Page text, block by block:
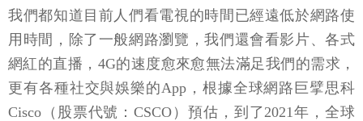
我們都知道目前人們看電視的時間已經遠低於網路使
用時間，除了一般網路瀏覽，我們還會看影片、各式
網紅的直播，4G的速度愈來愈無法滿足我們的需求，
更有各種社交與娛樂的App，根據全球網路巨擘思科
Cisco（股票代號：CSCO）預估，到了2021年，全球